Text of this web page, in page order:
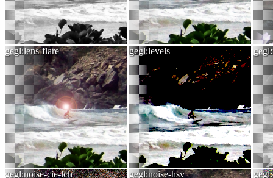
gegl:lens-flare gegl:levels
gegl:noise-cie-lch gegl:noise-hsv